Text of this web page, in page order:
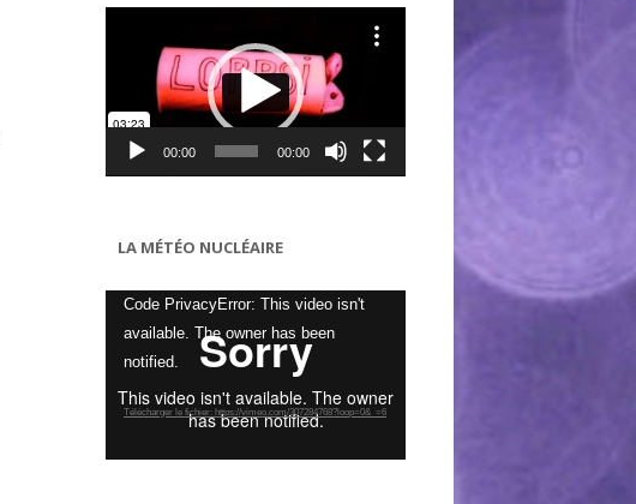
Lecteur
00:00 00:00
LA MÉTÉO NUCLÉAIRE
Lecteur
vidéo
Code PrivacyError: This video isn't
available. The owner has been
notified.
Télécharger le fichier: https://vimeo.com/307284768?loop=0&_=6